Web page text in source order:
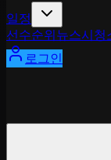
일정
선수순위 뉴스시청
로그인